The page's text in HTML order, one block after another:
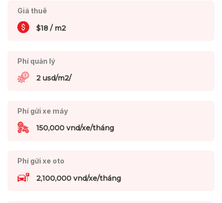
Giá thuê
$18 / m2
Phí quản lý
2 usd/m2/
Phí gửi xe máy
150,000 vnd/xe/tháng
Phí gửi xe oto
2,100,000 vnd/xe/tháng